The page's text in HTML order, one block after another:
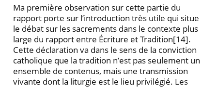
Ma première observation sur cette partie du
rapport porte sur l’introduction très utile qui situe
le débat sur les sacrements dans le contexte plus
large du rapport entre Écriture et Tradition[14].
Cette déclaration va dans le sens de la conviction
catholique que la tradition n’est pas seulement un
ensemble de contenus, mais une transmission
vivante dont la liturgie est le lieu privilé­gié. Les